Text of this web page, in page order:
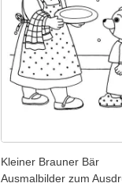
Kleiner Brauner Bär
Ausmalbilder zum